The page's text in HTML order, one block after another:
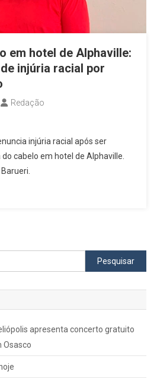
em hotel de Alphaville:
injúria racial por
Redação
injúria racial após ser
cabelo em hotel de Alphaville.
Pesquisar
por:
apresenta concerto gratuito
Osasco